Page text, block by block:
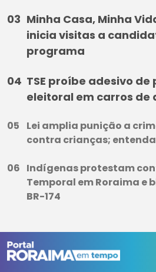
Minha Casa, Minha
inicia visitas a
programa
TSE proíbe adesivo
eleitoral em carros de
Lei amplia punição a
contra crianças; entenda
Indígenas protestam
Temporal em Roraima e
BR-174